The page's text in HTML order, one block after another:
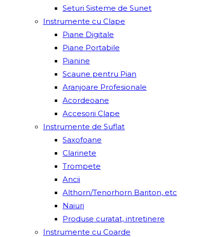
Seturi Sisteme de Sunet
Instrumente cu Clape
Piane Digitale
Piane Portabile
Pianine
Scaune pentru Pian
Aranjoare Profesionale
Acordeoane
Accesorii Clape
Instrumente de Suflat
Saxofoane
Clarinete
Trompete
Ancii
Althorn/Tenorhorn Bariton, etc
Naiuri
Produse curatat, intretinere
Instrumente cu Coarde